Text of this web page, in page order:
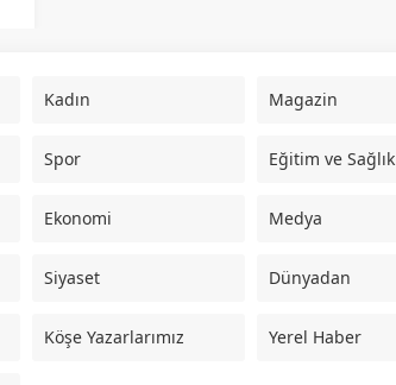
Kadın Magazin
Spor Eğitim ve Sağlık
Ekonomi Medya
Siyaset Dünyadan
Köşe Yazarlarımız Yerel Haber